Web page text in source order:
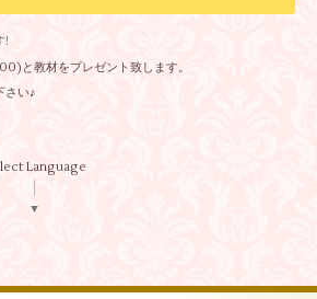
!
と教材をプレゼント致します。
さい♪
Language
▼